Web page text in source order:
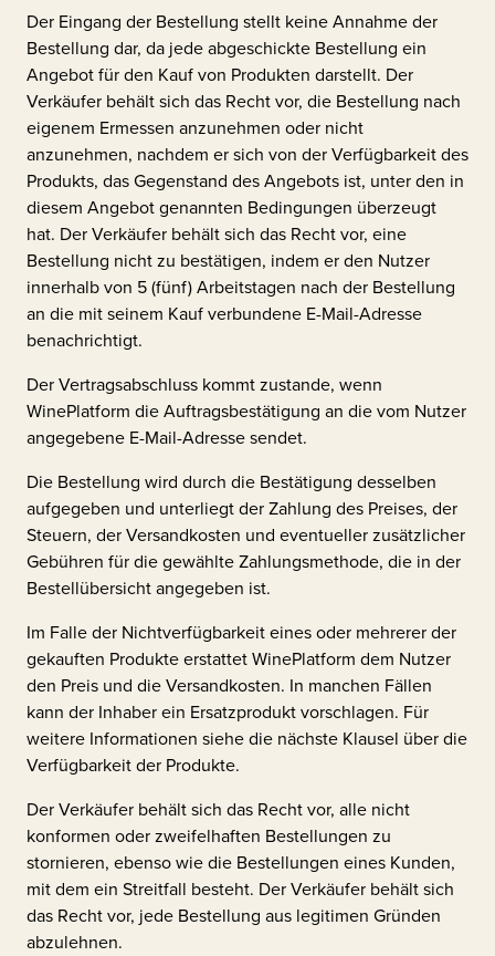
Der Eingang der Bestellung stellt keine Annahme der
Bestellung dar, da jede abgeschickte Bestellung ein
Angebot für den Kauf von Produkten darstellt. Der
Verkäufer behält sich das Recht vor, die Bestellung nach
eigenem Ermessen anzunehmen oder nicht
anzunehmen, nachdem er sich von der Verfügbarkeit des
Produkts, das Gegenstand des Angebots ist, unter den in
diesem Angebot genannten Bedingungen überzeugt
hat. Der Verkäufer behält sich das Recht vor, eine
Bestellung nicht zu bestätigen, indem er den Nutzer
innerhalb von 5 (fünf) Arbeitstagen nach der Bestellung
an die mit seinem Kauf verbundene E-Mail-Adresse
benachrichtigt.
Der Vertragsabschluss kommt zustande, wenn
WinePlatform die Auftragsbestätigung an die vom Nutzer
angegebene E-Mail-Adresse sendet.
Die Bestellung wird durch die Bestätigung desselben
aufgegeben und unterliegt der Zahlung des Preises, der
Steuern, der Versandkosten und eventueller zusätzlicher
Gebühren für die gewählte Zahlungsmethode, die in der
Bestellübersicht angegeben ist.
Im Falle der Nichtverfügbarkeit eines oder mehrerer der
gekauften Produkte erstattet WinePlatform dem Nutzer
den Preis und die Versandkosten. In manchen Fällen
kann der Inhaber ein Ersatzprodukt vorschlagen. Für
weitere Informationen siehe die nächste Klausel über die
Verfügbarkeit der Produkte.
Der Verkäufer behält sich das Recht vor, alle nicht
konformen oder zweifelhaften Bestellungen zu
stornieren, ebenso wie die Bestellungen eines Kunden,
mit dem ein Streitfall besteht. Der Verkäufer behält sich
das Recht vor, jede Bestellung aus legitimen Gründen
abzulehnen.